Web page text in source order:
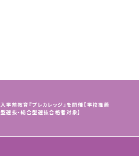
入学前教育『プレカレッジ』を開催【学校推薦
型選抜・総合型選抜合格者対象】